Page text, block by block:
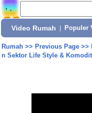
Video Rumah Populer
Rumah>> Previous Page>>
n Sektor Life Style &